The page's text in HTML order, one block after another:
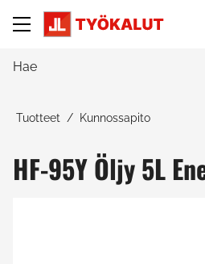
Tuotteet Kunnossapito
HF-95Y Öljy 5L